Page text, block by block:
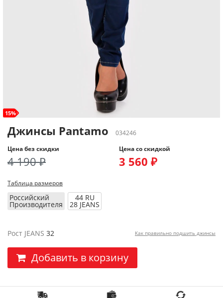
15%
Джинсы Pantamo
034246
Цена без скидки
4 190 ₽
Цена со скидкой
3 560 ₽
Таблица размеров
Российский
Производителя
44 RU
28 JEANS
Рост JEANS 32 Как правильно подшить джинсы
Добавить в корзину